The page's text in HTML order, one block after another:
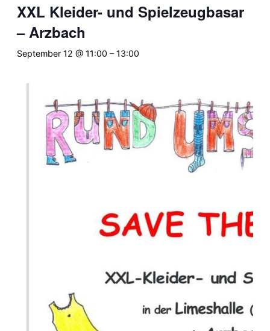
XXL Kleider- und Spielzeugbasar
– Arzbach
September 12 @ 11:00 – 13:00